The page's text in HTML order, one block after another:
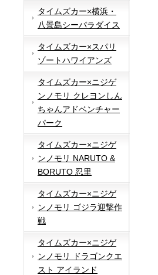
タイムズカー×横浜・
八景島シーパラダイス
タイムズカー×スパリ
ゾートハワイアンズ
タイムズカー×ニジゲ
ンノモリ クレヨンしん
ちゃんアドベンチャー
パーク
タイムズカー×ニジゲ
ンノモリ NARUTO &
BORUTO 忍里
タイムズカー×ニジゲ
ンノモリ ゴジラ迎撃作
戦
タイムズカー×ニジゲ
ンノモリ ドラゴンクエ
スト アイランド